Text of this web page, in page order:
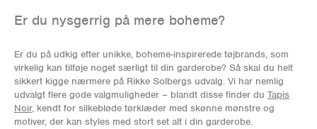
Er du nysgerrig på mere boheme?
Er du på udkig efter unikke, boheme-inspirerede tøjbrands, som
virkelig kan tilføje noget særligt til din garderobe? Så skal du helt
sikkert kigge nærmere på Rikke Solbergs udvalg. Vi har nemlig
udvalgt flere gode valgmuligheder – blandt disse finder du Tapis
Noir, kendt for silkebløde tørklæder med skønne mønstre og
motiver, der kan styles med stort set alt i din garderobe.